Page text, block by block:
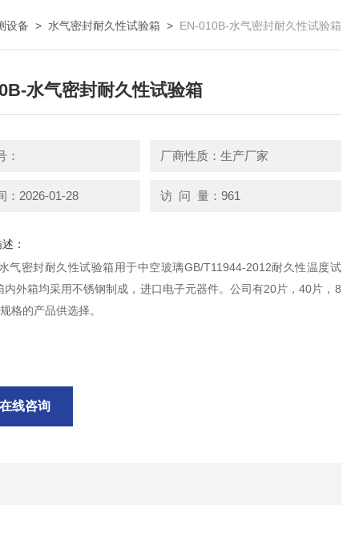
设备 > 水气密封耐久性试验箱 > EN-010B-水气密封耐久性试验箱
水气密封耐久性试验箱
： 厂商性质：生产厂家
：2026-01-28 访 问 量：961
：
气密封耐久性试验箱用于中空玻璃GB/T11944-2012耐久性温度试
内外箱均采用不锈钢制成，进口电子元器件。公司有20片，40片，8
格的产品供选择。
线咨询